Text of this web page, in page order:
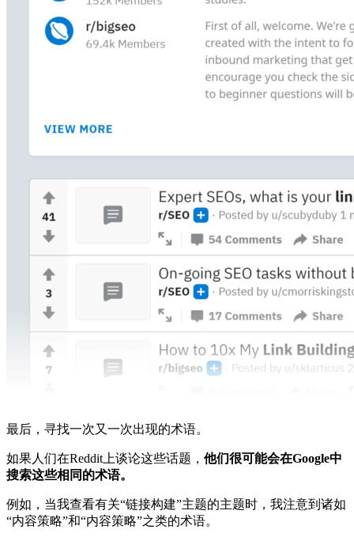
最后，寻找一次又一次出现的术语。
如果人们在Reddit上谈论这些话题， 他们很可能会在Google中
搜索这些相同的术语。
例如，当我查看有关“链接构建”主题的主题时，我注意到诸如
“内容策略”和“内容策略”之类的术语。